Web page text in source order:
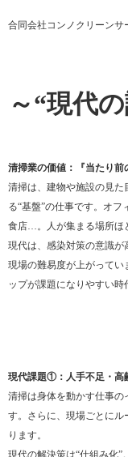
合同会社コンノクリーンサ
～“現代
清掃業の価値：『当たり前
清掃は、建物や施設の見
る“基盤”の仕事です。オ
食店…。人が集まる場所ほ
現代は、感染対策の意識が
現場の難易度が上がってい
ップが課題になりやすい時
現代課題①：人手不足・高
清掃は身体を動かす仕事の
す。さらに、現場ごとに
ります。
現代の解決策は“仕組み化”